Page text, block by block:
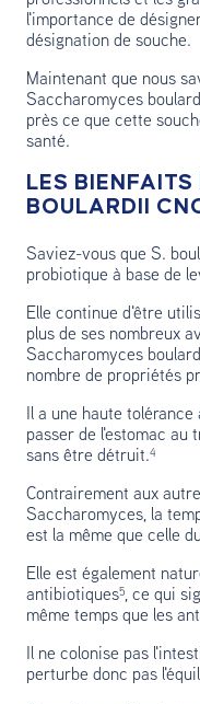
l'importance de
désignation de souche.
Maintenant que nous
Saccharomyces
près ce que cette
santé.
LES
BOULARDII
Saviez-vous que S.
probiotique à base de
Elle continue d'être
plus de ses nombreux
Saccharomyces
nombre de propriétés
Il a une haute
passer de l'estomac
sans être détruit.⁴
Contrairement aux
Saccharomyces, la
est la même que celle
Elle est également
antibiotiques⁵, ce qui
même temps que les
Il ne colonise pas
perturbe donc pas